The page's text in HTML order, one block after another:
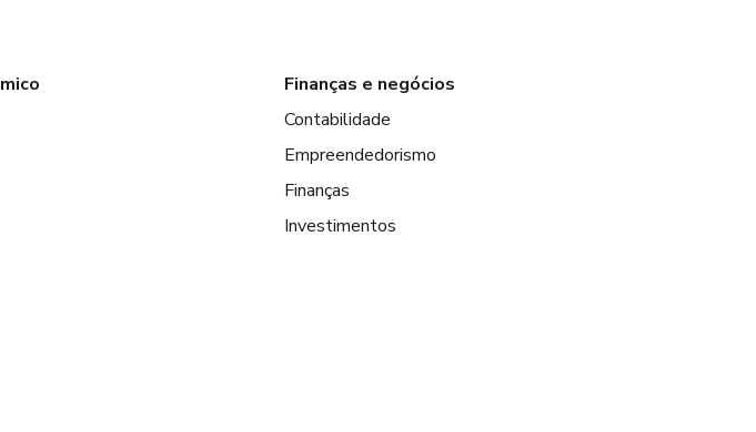
Finanças e negócios
Contabilidade
Empreendedorismo
Finanças
Investimentos